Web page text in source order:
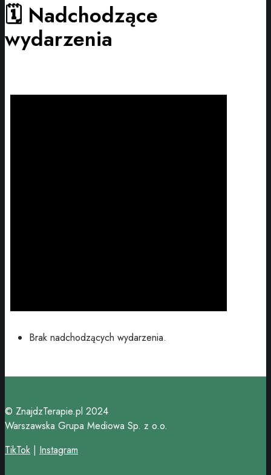
🗓️ Nadchodzące
wydarzenia
Brak nadchodzących wydarzenia.
© ZnajdzTerapie.pl 2024
Warszawska Grupa Mediowa Sp. z o.o.
TikTok | Instagram